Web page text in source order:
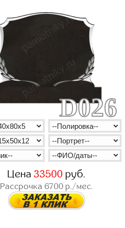
D026
Цена 33500 руб.
Рассрочка 6700 р./мес.